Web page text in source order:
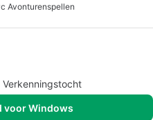
Avonturenspellen
Verkenningstocht
voor Windows